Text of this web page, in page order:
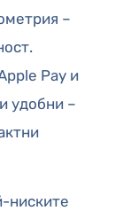
–
Pay и
удобни –
ниските